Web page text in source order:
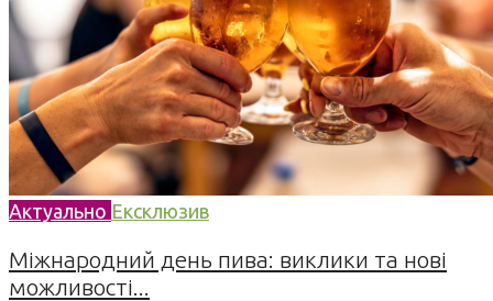
Актуально Ексклюзив
Міжнародний день пива: виклики та нові
можливості...